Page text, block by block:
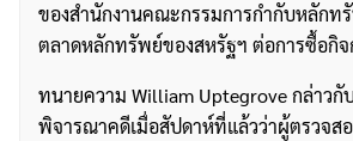
ของสำนักงานคณะกรรมการกำกับหลักท
ตลาดหลักทรัพย์ของสหรัฐฯ ต่อการซื้อกิจ
ทนายความ William Uptegrove กล่าวกั
พิจารณาคดีเมื่อสัปดาห์ที่แล้วว่าผู้ตรวจสอ